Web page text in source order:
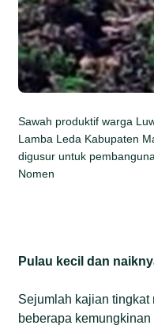
Sawah produktif warga
Lamba Leda Kabupaten
digusur untuk
Nomen
Pulau kecil dan
Sejumlah kajian tingkat
beberapa